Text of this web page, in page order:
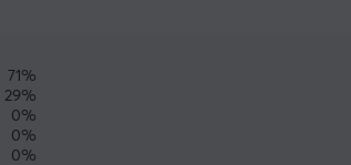
71%
29%
0%
0%
0%